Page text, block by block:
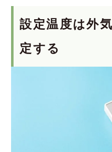
設定温度は外
定する